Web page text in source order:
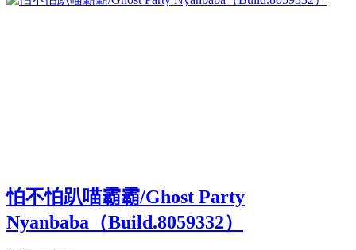
怕不怕趴喵霸霸/Ghost Party
Nyanbaba（Build.8059332）